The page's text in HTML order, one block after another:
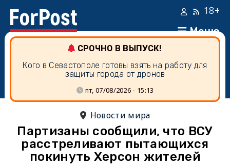
Меню
18+
СРОЧНО В ВЫПУСК!
Кого в Севастополе готовы взять на работу для
защиты города от дронов
пт, 07/08/2026 - 15:13
Новости мира
Партизаны сообщили, что ВСУ
расстреливают пытающихся
покинуть Херсон жителей